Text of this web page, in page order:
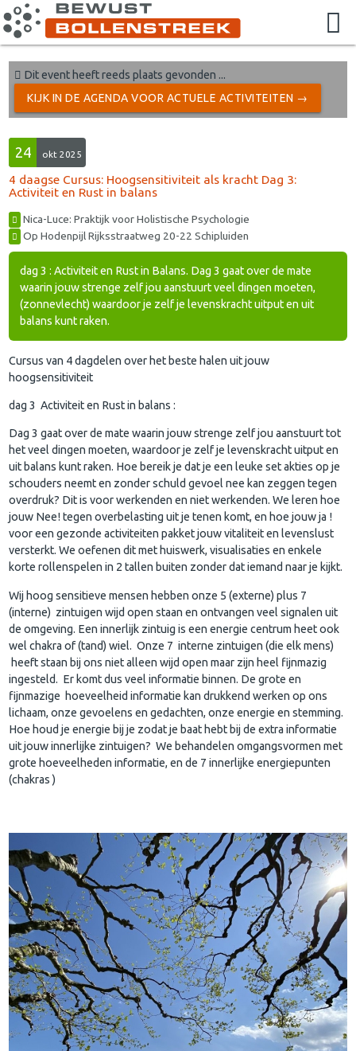
Dit event heeft reeds plaats gevonden ...
KIJK IN DE AGENDA VOOR ACTUELE ACTIVITEITEN →
24 okt 2025
4 daagse Cursus: Hoogsensitiviteit als kracht Dag 3:
Activiteit en Rust in balans
Nica-Luce: Praktijk voor Holistische Psychologie
Op Hodenpijl Rijksstraatweg 20-22 Schipluiden
dag 3 : Activiteit en Rust in Balans. Dag 3 gaat over de mate
waarin jouw strenge zelf jou aanstuurt veel dingen moeten,
(zonnevlecht) waardoor je zelf je levenskracht uitput en uit
balans kunt raken.
Cursus van 4 dagdelen over het beste halen uit jouw
hoogsensitiviteit
dag 3 Activiteit en Rust in balans :
Dag 3 gaat over de mate waarin jouw strenge zelf jou aanstuurt tot
het veel dingen moeten, waardoor je zelf je levenskracht uitput en
uit balans kunt raken. Hoe bereik je dat je een leuke set akties op je
schouders neemt en zonder schuld gevoel nee kan zeggen tegen
overdruk? Dit is voor werkenden en niet werkenden. We leren hoe
jouw Nee! tegen overbelasting uit je tenen komt, en hoe jouw ja !
voor een gezonde activiteiten pakket jouw vitaliteit en levenslust
versterkt. We oefenen dit met huiswerk, visualisaties en enkele
korte rollenspelen in 2 tallen buiten zonder dat iemand naar je kijkt.
Wij hoog sensitieve mensen hebben onze 5 (externe) plus 7
(interne) zintuigen wijd open staan en ontvangen veel signalen uit
de omgeving. Een innerlijk zintuig is een energie centrum heet ook
wel chakra of (tand) wiel. Onze 7 interne zintuigen (die elk mens)
heeft staan bij ons niet alleen wijd open maar zijn heel fijnmazig
ingesteld. Er komt dus veel informatie binnen. De grote en
fijnmazige hoeveelheid informatie kan drukkend werken op ons
lichaam, onze gevoelens en gedachten, onze energie en stemming.
Hoe houd je energie bij je zodat je baat hebt bij de extra informatie
uit jouw innerlijke zintuigen? We behandelen omgangsvormen met
grote hoeveelheden informatie, en de 7 innerlijke energiepunten
(chakras )